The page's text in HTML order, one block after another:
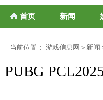
首页 新闻
当前位置： 游戏信息网 ＞ 新闻
PUBG